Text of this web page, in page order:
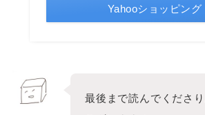
Yahooショッピング
最後まで読んでくださ